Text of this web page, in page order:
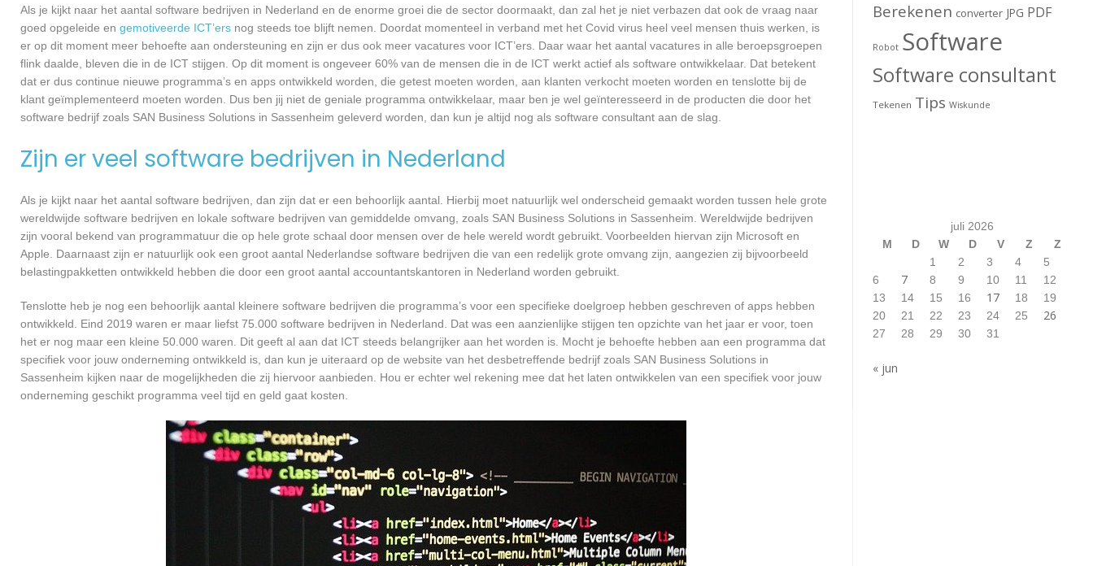
Als je kijkt naar het aantal software bedrijven in Nederland en de enorme groei die de sector doormaakt, dan zal het je niet verbazen dat ook de vraag naar
goed opgeleide en gemotiveerde ICT’ers nog steeds toe blijft nemen. Doordat momenteel in verband met het Covid virus heel veel mensen thuis werken, is
er op dit moment meer behoefte aan ondersteuning en zijn er dus ook meer vacatures voor ICT’ers. Daar waar het aantal vacatures in alle beroepsgroepen
flink daalde, bleven die in de ICT stijgen. Op dit moment is ongeveer 60% van de mensen die in de ICT werkt actief als software ontwikkelaar. Dat betekent
dat er dus continue nieuwe programma’s en apps ontwikkeld worden, die getest moeten worden, aan klanten verkocht moeten worden en tenslotte bij de
klant geïmplementeerd moeten worden. Dus ben jij niet de geniale programma ontwikkelaar, maar ben je wel geïnteresseerd in de producten die door het
software bedrijf zoals SAN Business Solutions in Sassenheim geleverd worden, dan kun je altijd nog als software consultant aan de slag.
Zijn er veel software bedrijven in Nederland
Als je kijkt naar het aantal software bedrijven, dan zijn dat er een behoorlijk aantal. Hierbij moet natuurlijk wel onderscheid gemaakt worden tussen hele grote
wereldwijde software bedrijven en lokale software bedrijven van gemiddelde omvang, zoals SAN Business Solutions in Sassenheim. Wereldwijde bedrijven
zijn vooral bekend van programmatuur die op hele grote schaal door mensen over de hele wereld wordt gebruikt. Voorbeelden hiervan zijn Microsoft en
Apple. Daarnaast zijn er natuurlijk ook een groot aantal Nederlandse software bedrijven die van een redelijk grote omvang zijn, aangezien zij bijvoorbeeld
belastingpakketten ontwikkeld hebben die door een groot aantal accountantskantoren in Nederland worden gebruikt.
Tenslotte heb je nog een behoorlijk aantal kleinere software bedrijven die programma’s voor een specifieke doelgroep hebben geschreven of apps hebben
ontwikkeld. Eind 2019 waren er maar liefst 75.000 software bedrijven in Nederland. Dat was een aanzienlijke stijgen ten opzichte van het jaar er voor, toen
het er nog maar een kleine 50.000 waren. Dit geeft al aan dat ICT steeds belangrijker aan het worden is. Mocht je behoefte hebben aan een programma dat
specifiek voor jouw onderneming ontwikkeld is, dan kun je uiteraard op de website van het desbetreffende bedrijf zoals SAN Business Solutions in
Sassenheim kijken naar de mogelijkheden die zij hiervoor aanbieden. Hou er echter wel rekening mee dat het laten ontwikkelen van een specifiek voor jouw
onderneming geschikt programma veel tijd en geld gaat kosten.
Berekenen converter JPG PDF
Robot Software
Software consultant
Tekenen Tips Wiskunde
juli 2026
M
D W D V Z
Z
1
2 3 4
5
6
7 8 9 10 11
12
13
14 15 16 17 18
19
20
21 22 23 24 25 26
27 28 29 30 31
« jun